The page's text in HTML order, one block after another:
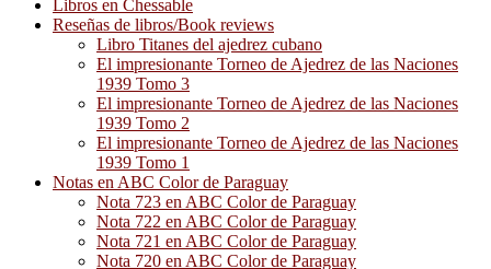
Libros en Chessable
Reseñas de libros/Book reviews
Libro Titanes del ajedrez cubano
El impresionante Torneo de Ajedrez de las Naciones
1939 Tomo 3
El impresionante Torneo de Ajedrez de las Naciones
1939 Tomo 2
El impresionante Torneo de Ajedrez de las Naciones
1939 Tomo 1
Notas en ABC Color de Paraguay
Nota 723 en ABC Color de Paraguay
Nota 722 en ABC Color de Paraguay
Nota 721 en ABC Color de Paraguay
Nota 720 en ABC Color de Paraguay